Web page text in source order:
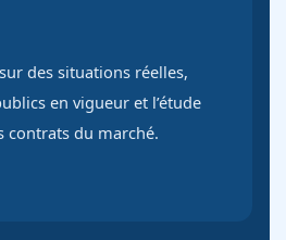
des situations réelles,
en vigueur et l’étude
contrats du marché.